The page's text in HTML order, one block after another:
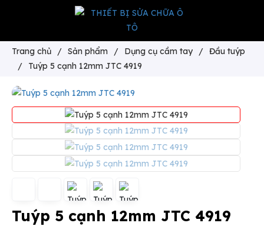
Trang chủ / Sản phẩm / Dụng cụ cầm tay / Đầu tuýp
/
Tuýp 5 cạnh 12mm JTC 4919
Tuýp 5 cạnh 12mm JTC 4919